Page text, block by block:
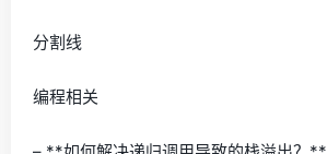
分割线
编程相关